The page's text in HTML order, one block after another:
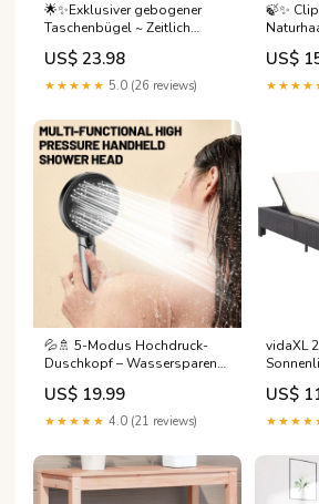
🌟✨Exklusiver gebogener
Taschenbügel ~ Zeitlich
begrenzter Sonderverkauf👜💼
Schutz & Stil für Ihre
wertvollen Accessoires
US$ 23.98
★★★★★ 5.0 (26 reviews)
🍃✨
💁‍♀️✨
US$
💦🚿 5-Modus Hochdruck-
Duschkopf – Wassersparend
& Komfortoptimiert für Ihr
tägliches Wellness-Erlebnis!
🌿✨ Typ:Duschkopf mit
US$ 19.99
★★★★★ 4.0 (21 reviews)
vidaXL
US$